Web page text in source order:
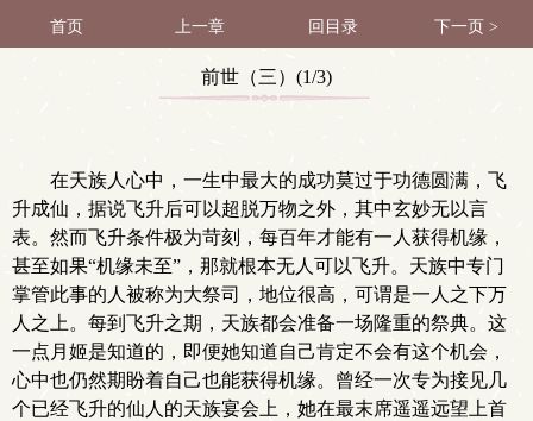
首页 上一章 回目录 下一页 >
前世（三）(1/3)
在天族人心中，一生中最大的成功莫过于功德圆满，飞
升成仙，据说飞升后可以超脱万物之外，其中玄妙无以言
表。然而飞升条件极为苛刻，每百年才能有一人获得机缘，
甚至如果“机缘未至”，那就根本无人可以飞升。天族中专门
掌管此事的人被称为大祭司，地位很高，可谓是一人之下万
人之上。每到飞升之期，天族都会准备一场隆重的祭典。这
一点月姬是知道的，即便她知道自己肯定不会有这个机会，
心中也仍然期盼着自己也能获得机缘。曾经一次专为接见几
个已经飞升的仙人的天族宴会上，她在最末席遥遥远望上首